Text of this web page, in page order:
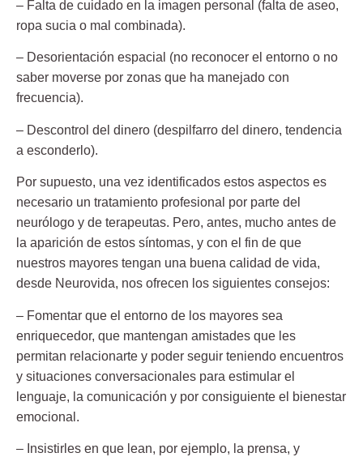
– Falta de cuidado en la imagen personal (falta de aseo,
ropa sucia o mal combinada).
– Desorientación espacial (no reconocer el entorno o no
saber moverse por zonas que ha manejado con
frecuencia).
– Descontrol del dinero (despilfarro del dinero, tendencia
a esconderlo).
Por supuesto, una vez identificados estos aspectos es
necesario un tratamiento profesional por parte del
neurólogo y de terapeutas. Pero, antes, mucho antes de
la aparición de estos síntomas, y con el fin de que
nuestros mayores tengan una buena calidad de vida,
desde Neurovida, nos ofrecen los siguientes consejos:
– Fomentar que el entorno de los mayores sea
enriquecedor, que mantengan amistades que les
permitan relacionarte y poder seguir teniendo encuentros
y situaciones conversacionales para estimular el
lenguaje, la comunicación y por consiguiente el bienestar
emocional.
– Insistirles en que lean, por ejemplo, la prensa, y